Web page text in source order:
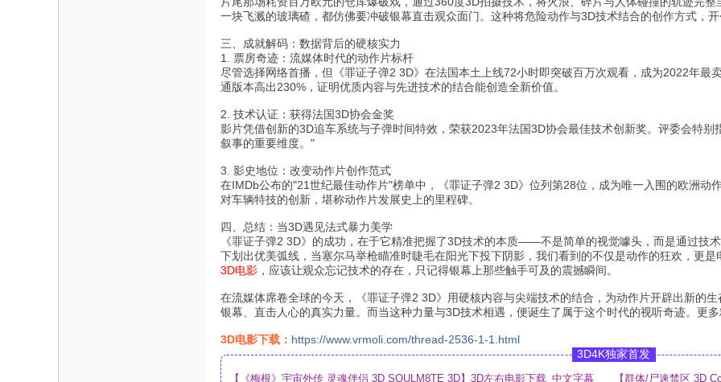
一块飞溅的玻璃碴，都仿佛要冲破银幕直击观众面门。这种将危险动作与3D技术结合的创作方式，
三、成就解码：数据背后的硬核实力
1. 票房奇迹：流媒体时代的动作片标杆
尽管选择网络首播，但《罪证子弹2 3D》在法国本土上线72小时即突破百万次观看，成为2022年最
通版本高出230%，证明优质内容与先进技术的结合能创造全新价值。
2. 技术认证：获得法国3D协会金奖
影片凭借创新的3D追车系统与子弹时间特效，荣获2023年法国3D协会最佳技术创新奖。评委会特
叙事的重要维度。"
3. 影史地位：改变动作片创作范式
在IMDb公布的"21世纪最佳动作片"榜单中，《罪证子弹2 3D》位列第28位，成为唯一入围的欧洲动
对车辆特技的创新，堪称动作片发展史上的里程碑。
四、总结：当3D遇见法式暴力美学
《罪证子弹2 3D》的成功，在于它精准把握了3D技术的本质——不是简单的视觉噱头，而是通过技
下划出优美弧线，当塞尔马举枪瞄准时睫毛在阳光下投下阴影，我们看到的不仅是动作的狂欢，更
3D电影 ，应该让观众忘记技术的存在，只记得银幕上那些触手可及的震撼瞬间。
在流媒体席卷全球的今天，《罪证子弹2 3D》用硬核内容与尖端技术的结合，为动作片开辟出新的
银幕、直击人心的真实力量。而当这种力量与3D技术相遇，便诞生了属于这个时代的视听奇迹。更
3D电影下载： https://www.vrmoli.com/thread-2536-1-1.html
3D4K独家首发
【《梅根》宇宙外传 灵魂伴侣 3D SOULM8TE 3D】3D左右电影下载_中文字幕 【群体/尸速禁区 3D